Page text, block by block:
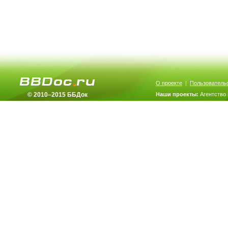
© 2010–2015 ББДок
О проекте |
Наши проекты: